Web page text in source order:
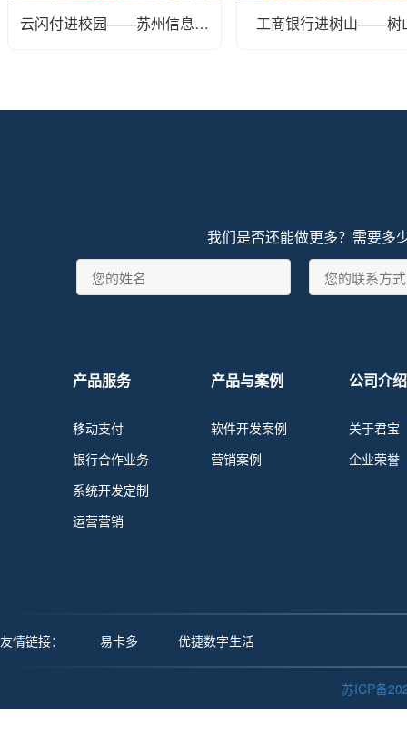
云闪付进校园——苏州信息职 工商银行进树山——树
我们是否还能做更多？需要多
产品服务
移动支付
银行合作业务
系统开发定制
运营营销
产品与案例
软件开发案例
营销案例
公司介绍
关于君宝
企业荣誉
友情链接： 易卡多 优捷数字生活
苏ICP备